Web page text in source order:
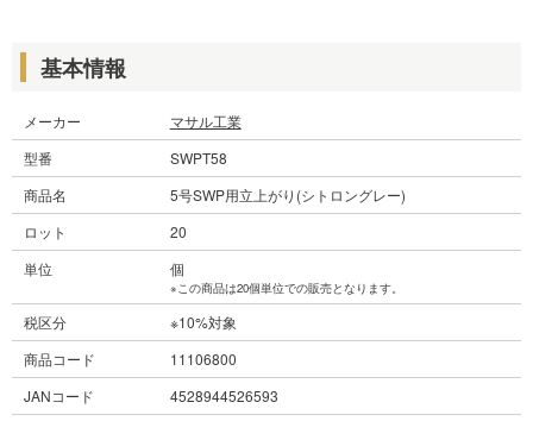
基本情報
メーカー
マサル工業
型番
SWPT58
商品名
5号SWP用立上がり(シトロングレー)
ロット
20
単位
個
※この商品は20個単位での販売となります。
税区分
※10%対象
商品コード
11106800
JANコード
4528944526593